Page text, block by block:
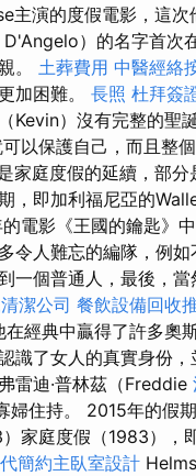
主演的度假電影，這
D'Angelo）的名字首次
。 土葬費用 中醫經絡
加困難。 長照 杜拜簽
Kevin）沒有完整的聖
以保護自己，而且整
家庭度假的延續，部
，即加利福尼亞的
電影《王國的鑰匙》
令人難忘的編隊，例如
一個普通人，最後，當
潔公司 餐飲設備回收
在經典中贏得了許多奧
識了女人的真實身份
雷迪·普林茲（Freddie
婦住持。 2015年的假
家庭度假（1983），
簡約主臥室設計